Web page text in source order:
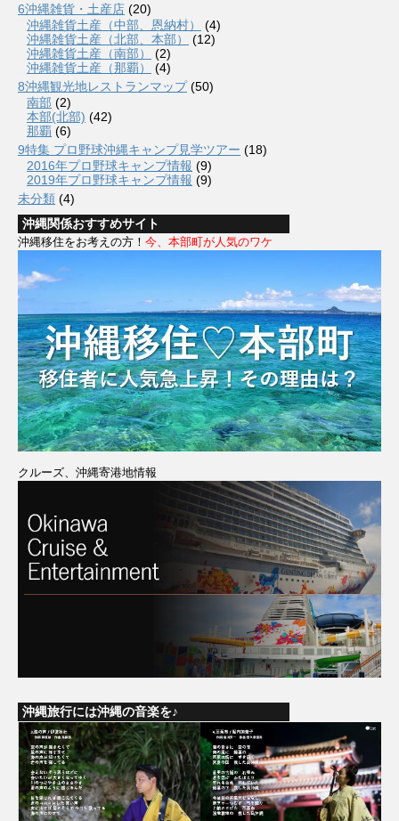
6沖縄雑貨・土産店 (20)
沖縄雑貨土産（中部、恩納村）
(4)
沖縄雑貨土産（北部、本部）
(12)
沖縄雑貨土産（南部）
(2)
沖縄雑貨土産（那覇）
(4)
8沖縄観光地レストランマップ(50)
南部 (2)
本部(北部) (42)
那覇 (6)
9特集 プロ野球沖縄キャンプ見学ツアー (18)
2016年プロ野球キャンプ情報 (9)
2019年プロ野球キャンプ情報 (9)
未分類 (4)
沖縄関係おすすめサイト
沖縄移住をお考えの方！ 今、本部町が人気のワケ
クルーズ、沖縄寄港地情報
沖縄旅行には沖縄の音楽を♪